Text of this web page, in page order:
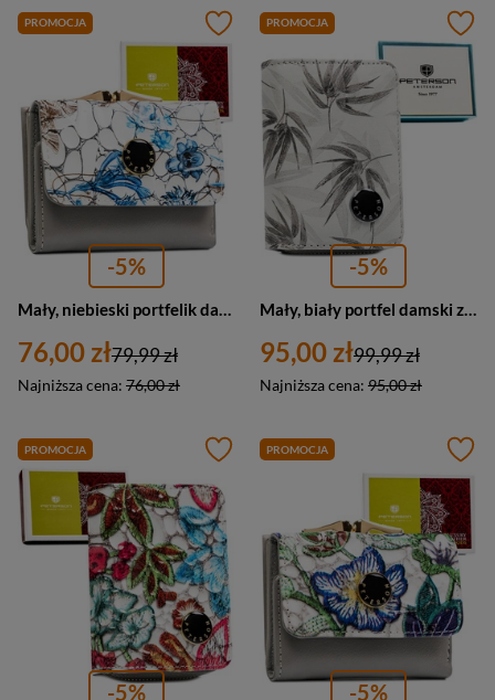
PROMOCJA
-5%
76,00 zł
Najniższa cena: 76,00 zł
79,99 zł
PROMOCJA
-5%
95,00 zł
Najniższa cena: 95,00 zł
99,99 zł
PROMOCJA
-5%
PROMOCJA
-5%